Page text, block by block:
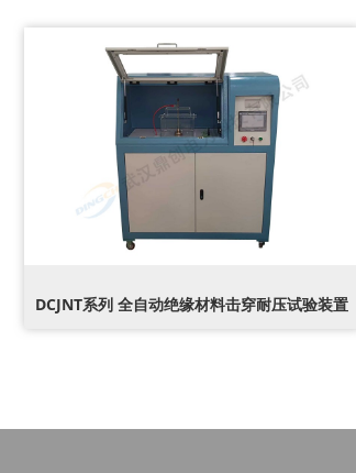
DCJNT系列 全自动绝缘材料击穿耐压试验装置